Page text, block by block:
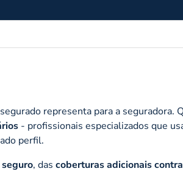
representa para a seguradora.
- profissionais especializados que
perfil.
, das coberturas adicionais